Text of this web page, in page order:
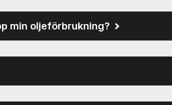
min oljeförbrukning?